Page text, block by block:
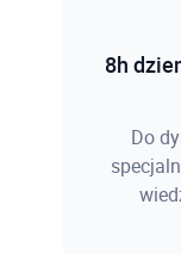
8h
Do